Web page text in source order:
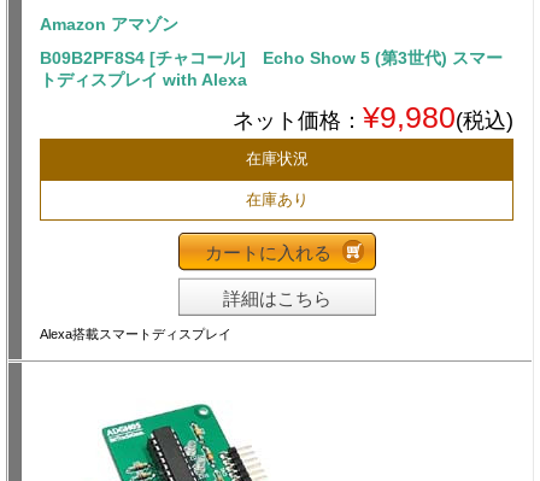
Amazon アマゾン
B09B2PF8S4 [チャコール] Echo Show 5 (第3世代) スマー
トディスプレイ with Alexa
ネット価格： ¥9,980(税込)
在庫状況
在庫あり
カートに入れる
詳細はこちら
Alexa搭載スマートディスプレイ